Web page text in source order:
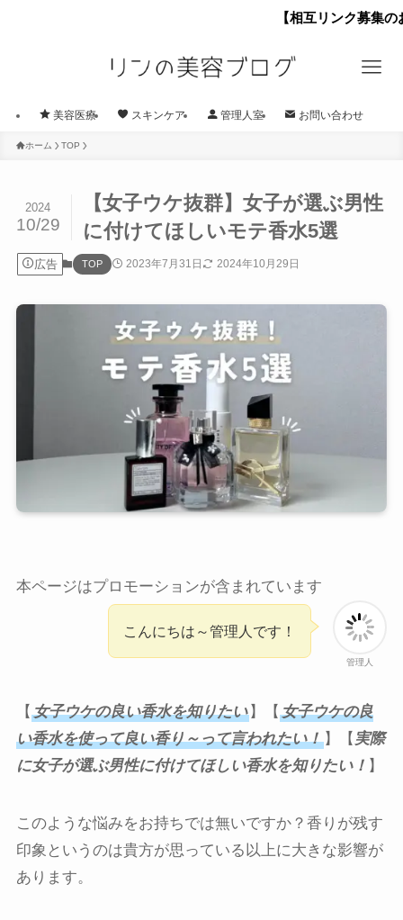
【相互リンク募集のお知らせ
美容医療 スキンケア 管理人室 お問い合わせ
ホーム TOP
【女子ウケ抜群】女子が選ぶ男性
に付けてほしいモテ香水5選
2024
10/29
広告 TOP 2023年7月31日 2024年10月29日
本ページはプロモーションが含まれています
管理人
こんにちは～管理人です！
【 女子ウケの良い香水を知りたい】【 女子ウケの良
い香水を使って良い香り～って言われたい！】【 実際
に女子が選ぶ男性に付けてほしい香水を知りたい！ 】
このような悩みをお持ちでは無いですか？香りが残す
印象というのは貴方が思っている以上に大きな影響が
あります。